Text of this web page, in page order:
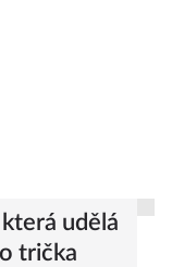
udělá
trička